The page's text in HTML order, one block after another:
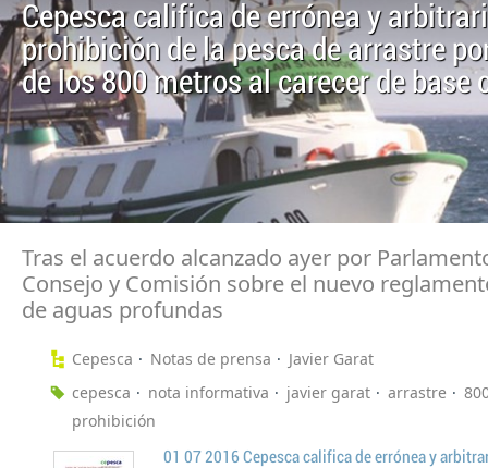
Cepesca califica de errónea y
prohibición de la pesca de arrastre
de los 800 metros al carecer de base
Tras el acuerdo alcanzado ayer por
Consejo y Comisión sobre el nuevo
de aguas profundas
Cepesca Notas de prensa
Javier Garat
cepesca
nota informativa javier garat arrastre
prohibición